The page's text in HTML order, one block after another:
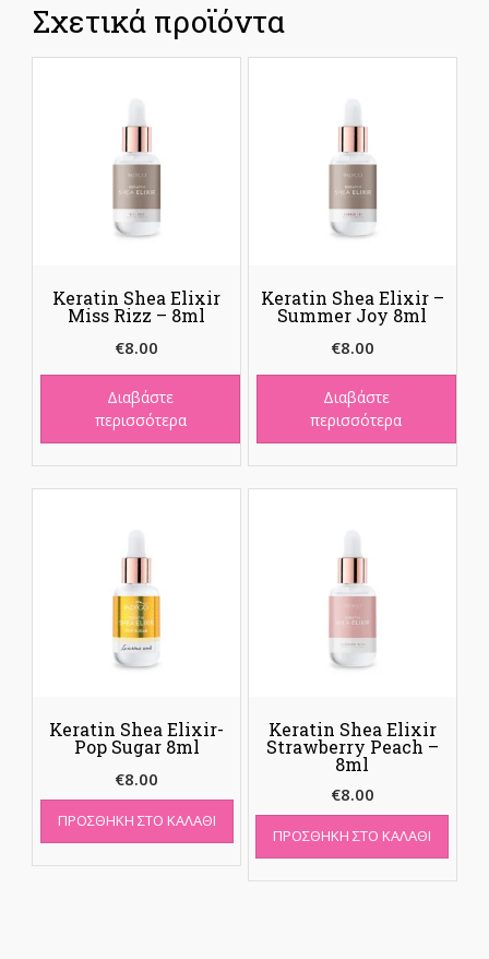
Σχετικά προϊόντα
Keratin Shea Elixir
Miss Rizz – 8ml
€8.00
Διαβάστε
περισσότερα
Keratin Shea Elixir –
Summer Joy 8ml
€8.00
Διαβάστε
περισσότερα
Keratin Shea Elixir-
Pop Sugar 8ml
€8.00
ΠΡΟΣΘΉΚΗ ΣΤΟ ΚΑΛΆΘΙ
Keratin Shea Elixir
Strawberry Peach –
8ml
€8.00
ΠΡΟΣΘΉΚΗ ΣΤΟ ΚΑΛΆΘΙ